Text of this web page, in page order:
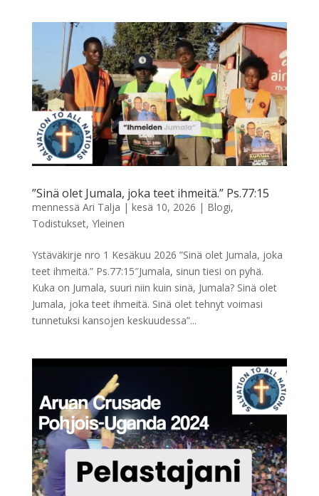
”Sinä olet Jumala, joka teet ihmeitä.” Ps.77:15
mennessä Ari Talja | kesä 10, 2026 | Blogi,
Todistukset, Yleinen
Ystäväkirje nro 1 Kesäkuu 2026 ”Sinä olet Jumala, joka
teet ihmeitä.” Ps.77:15″Jumala, sinun tiesi on pyhä.
Kuka on Jumala, suuri niin kuin sinä, Jumala? Sinä olet
Jumala, joka teet ihmeitä. Sinä olet tehnyt voimasi
tunnetuksi kansojen keskuudessa”...